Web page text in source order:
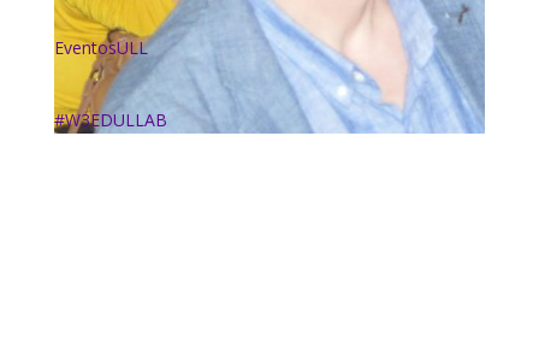
EventosULL
#W3EDULLAB